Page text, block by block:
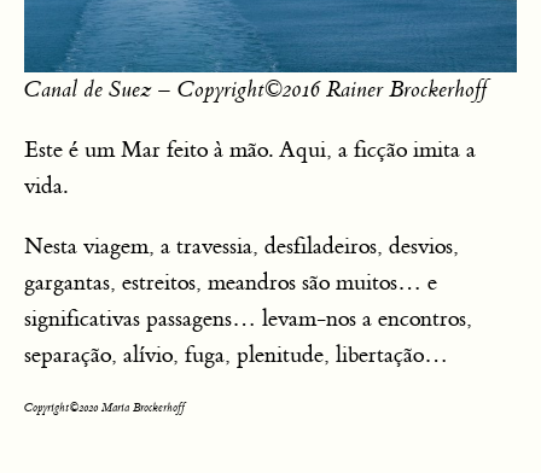
Canal de Suez – Copyright©2016 Rainer Brockerhoff
Este é um Mar feito à mão. Aqui, a ficção imita a
vida.
Nesta viagem, a travessia, desfiladeiros, desvios,
gargantas, estreitos, meandros são muitos… e
significativas passagens… levam-nos a encontros,
separação, alívio, fuga, plenitude, libertação…
Copyright©2020 Maria Brockerhoff